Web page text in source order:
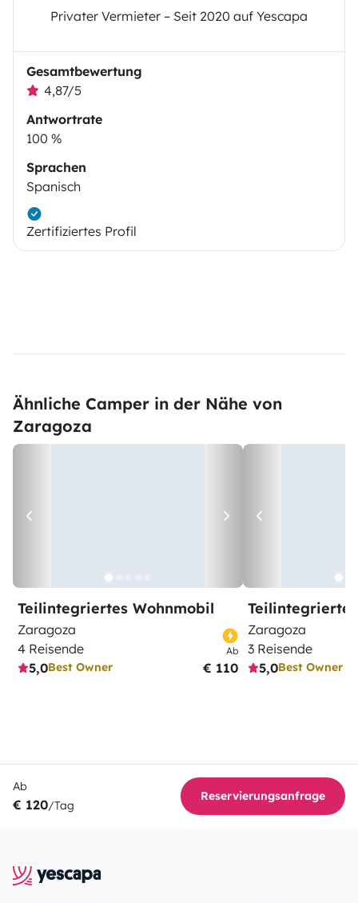
Privater Vermieter – Seit 2020 auf Yescapa
Gesamtbewertung
4,87/5
Antwortrate
100 %
Sprachen
Spanisch
Zertifiziertes Profil
Ähnliche Camper in der Nähe von
Zaragoza
Teilintegriertes Wohnmobil
Zaragoza
4 Reisende
5,0Best Owner
Ab
€ 110
Zaragoza
3 Reisende
5,0Best Owner
Ab
€ 120/Tag
Reservierungsanfrage